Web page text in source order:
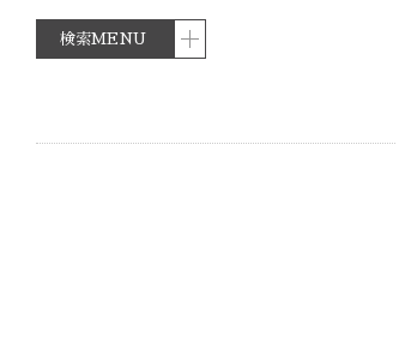
検索MENU